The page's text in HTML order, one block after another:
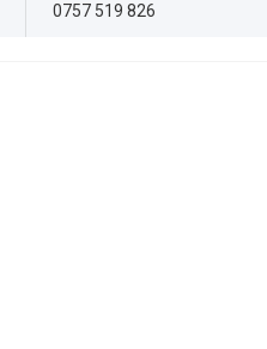
0757 519 826